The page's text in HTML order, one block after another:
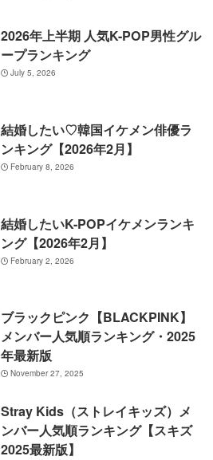
2026年上半期 人気K-POP男性グル
ープランキング
July 5, 2026
結婚したい♡韓国イケメン俳優ラ
ンキング【2026年2月】
February 8, 2026
結婚したいK-POPイケメンランキ
ング【2026年2月】
February 2, 2026
ブラックピンク【BLACKPINK】
メンバー人気順ランキング・2025
年最新版
November 27, 2025
Stray Kids（ストレイキッズ）メ
ンバー人気順ランキング【スキズ
2025最新版】